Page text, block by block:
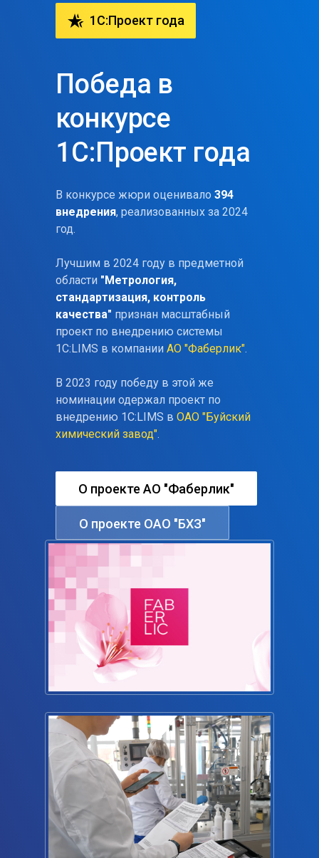
hotel_class 1C:Проект года
Победа в
конкурсе
1С:Проект года
В конкурсе жюри оценивало 394
внедрения, реализованных за 2024
год.
Лучшим в 2024 году в предметной
области "Метрология,
стандартизация, контроль
качества" признан масштабный
проект по внедрению системы
1С:LIMS в компании АО "Фаберлик".
В 2023 году победу в этой же
номинации одержал проект по
внедрению 1С:LIMS в ОАО "Буйский
химический завод".
О проекте АО "Фаберлик"
О проекте ОАО "БХЗ"